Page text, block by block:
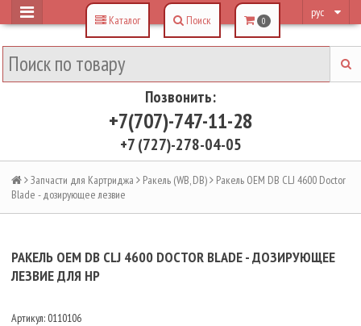
рус
Позвонить:
+7(707)-747-11-28
+7 (727)-278-04-05
Каталог Поиск 0
Запчасти для Картриджа Ракель (WB, DB)
Ракель OEM DB CLJ 4600 Doсtor
Blade - дозирующее лезвие
РАКЕЛЬ OEM DB CLJ 4600 DOСTOR BLADE - ДОЗИРУЮЩЕЕ
ЛЕЗВИЕ ДЛЯ HP
Артикул: 0110106